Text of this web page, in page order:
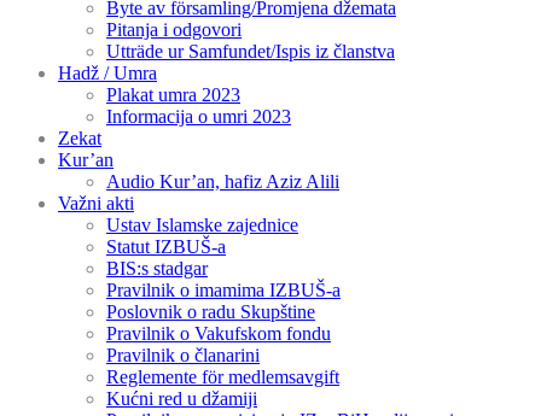
Byte av församling/Promjena džemata
Pitanja i odgovori
Utträde ur Samfundet/Ispis iz članstva
Hadž / Umra
Plakat umra 2023
Informacija o umri 2023
Zekat
Kur’an
Audio Kur’an, hafiz Aziz Alili
Važni akti
Ustav Islamske zajednice
Statut IZBUŠ-a
BIS:s stadgar
Pravilnik o imamima IZBUŠ-a
Poslovnik o radu Skupštine
Pravilnik o Vakufskom fondu
Pravilnik o članarini
Reglemente för medlemsavgift
Kućni red u džamiji